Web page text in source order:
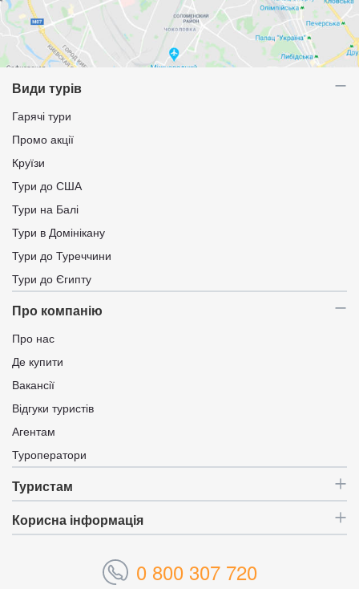
Види турів
Гарячі тури
Промо акції
Круїзи
Тури до США
Тури на Балі
Тури в Домінікану
Тури до Туреччини
Тури до Єгипту
Про компанію
Про нас
Де купити
Вакансії
Відгуки туристів
Агентам
Туроператори
Туристам
Корисна інформація
0 800 307 720